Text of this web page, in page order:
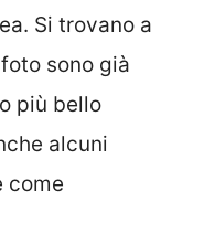
Si trovano a
sono già
più bello
alcuni
come